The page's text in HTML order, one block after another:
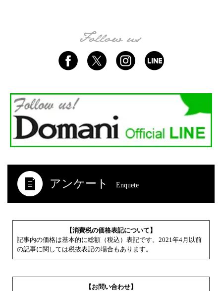
アンケート Enquete
【消費税の価格表記について】
記事内の価格は基本的に総額（税込）表記です。2021年4月以前
の記事に関しては税抜表記の場合もあります。
【お問い合わせ】